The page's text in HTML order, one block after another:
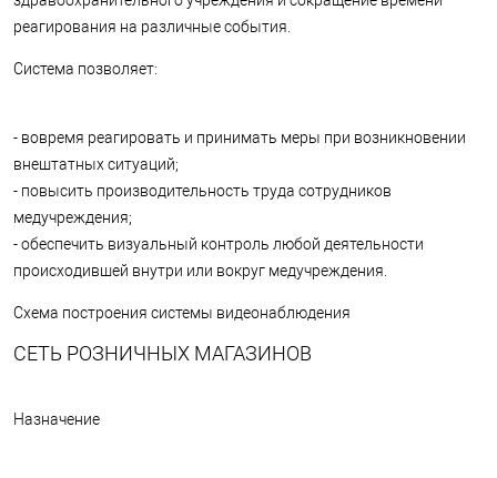
реагирования на различные события.
Система позволяет:
- вовремя реагировать и принимать меры при возникновении
внештатных ситуаций;
- повысить производительность труда сотрудников
медучреждения;
- обеспечить визуальный контроль любой деятельности
происходившей внутри или вокруг медучреждения.
Схема построения системы видеонаблюдения
СЕТЬ РОЗНИЧНЫХ МАГАЗИНОВ
Назначение